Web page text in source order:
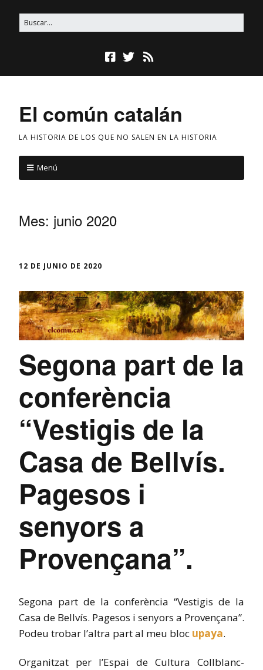
El común catalán
LA HISTORIA DE LOS QUE NO SALEN EN LA HISTORIA
Menú
Mes: junio 2020
12 DE JUNIO DE 2020
Segona part de la
conferència
“Vestigis de la
Casa de Bellvís.
Pagesos i
senyors a
Provençana”.
Segona part de la conferència “Vestigis de la
Casa de Bellvís. Pagesos i senyors a Provençana”.
Podeu trobar l’altra part al meu bloc upaya.
Organitzat per l’Espai de Cultura Collblanc-